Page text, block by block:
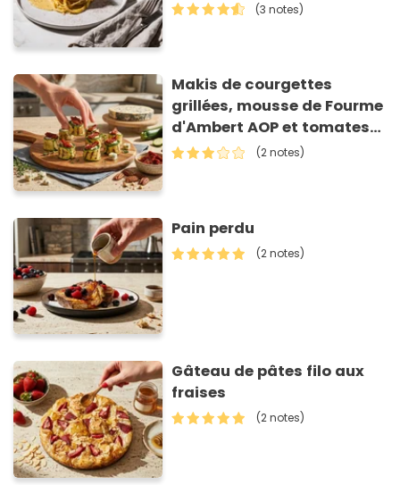
(3 notes)
Makis de courgettes
grillées, mousse de Fourme
d'Ambert AOP et tomates
séchées
(2 notes)
Pain perdu
(2 notes)
Gâteau de pâtes filo aux
fraises
(2 notes)